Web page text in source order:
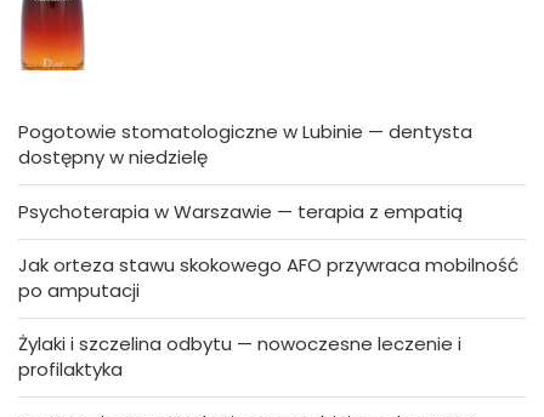
Pogotowie stomatologiczne w Lubinie — dentysta
dostępny w niedzielę
Psychoterapia w Warszawie — terapia z empatią
Jak orteza stawu skokowego AFO przywraca mobilność
po amputacji
Żylaki i szczelina odbytu — nowoczesne leczenie i
profilaktyka